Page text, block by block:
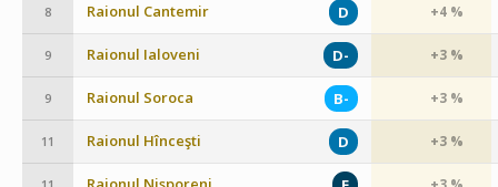
8 Raionul Cantemir D +4 %
9 Raionul Ialoveni D- +3 %
9 Raionul Soroca B- +3 %
11 Raionul Hînceşti D +3 %